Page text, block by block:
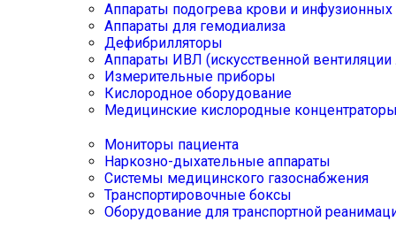
Аппараты подогрева крови и инфузионных
Аппараты для гемодиализа
Дефибрилляторы
Аппараты ИВЛ (искусственной вентиляции
Измерительные приборы
Кислородное оборудование
Медицинские кислородные
Мониторы пациента
Наркозно-дыхательные аппараты
Системы медицинского газоснабжения
Транспортировочные боксы
Оборудование для транспортной